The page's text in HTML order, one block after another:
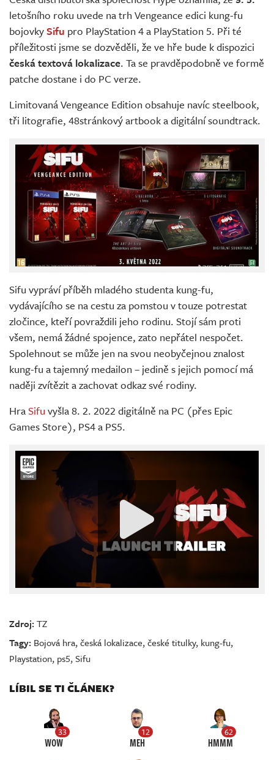
Živě
letošního roku uvede na trh Vengeance edici kung-fu
bojovkySifu pro PlayStation 4 a PlayStation 5. Při té
příležitosti jsme se dozvěděli, že ve hře bude k dispozici
česká textová lokalizace. Ta se pravděpodobně ve formě
patche dostane i do PC verze.
Limitovaná Vengeance Edition obsahuje navíc steelbook,
tři litografie, 48stránkový artbook a digitální soundtrack.
Sifu vypráví příběh mladého studenta kung-fu,
vydávajícího se na cestu za pomstou v touze potrestat
zločince, kteří povraždili jeho rodinu. Stojí sám proti
všem, nemá žádné spojence, zato nepřátel nespočet.
Spolehnout se může jen na svou neobyčejnou znalost
kung-fu a tajemný medailon – jedině s jejich pomocí má
naději zvítězit a zachovat odkaz své rodiny.
HraSifu vyšla 8. 2. 2022 digitálně na PC (přes Epic
Games Store), PS4 a PS5.
Zdroj:TZ
Tagy: Bojová hra,česká lokalizace,české titulky, kung-fu,
Playstation, ps5,Sifu
LÍBIL SE TI ČLÁNEK?
33
WOW
12
MEH
62
HMMM